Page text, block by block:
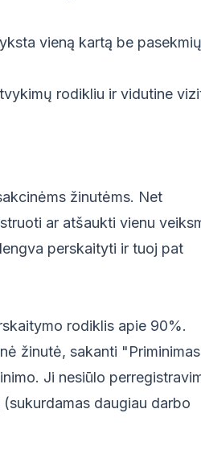
vieną kartą be
rodikliu ir vidutine
žinutėms. Net
ar atšaukti vienu
perskaityti ir tuoj pat
rodiklis apie 90%.
žinutė, sakanti
Ji nesiūlo
daugiau darbo